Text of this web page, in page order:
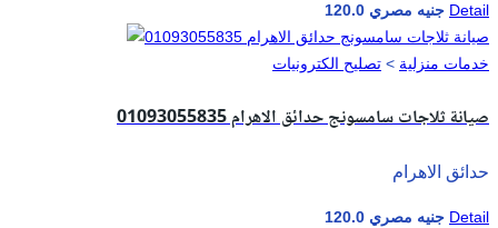
120.0 جنيه مصري Detail
خدمات منزلية > تصليح الكترونيات
صيانة ثلاجات سامسونج حدائق الاهرام 01093055835
حدائق الاهرام
120.0 جنيه مصري Detail